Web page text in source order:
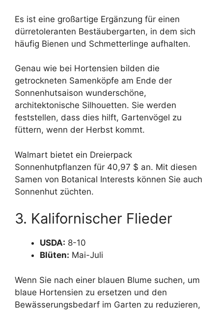
Es ist eine großartige Ergänzung für einen
dürretoleranten Bestäubergarten, in dem sich
häufig Bienen und Schmetterlinge aufhalten.
Genau wie bei Hortensien bilden die
getrockneten Samenköpfe am Ende der
Sonnenhutsaison wunderschöne,
architektonische Silhouetten. Sie werden
feststellen, dass dies hilft, Gartenvögel zu
füttern, wenn der Herbst kommt.
Walmart bietet ein Dreierpack
Sonnenhutpflanzen für 40,97 $ an. Mit diesen
Samen von Botanical Interests können Sie auch
Sonnenhut züchten.
3. Kalifornischer Flieder
USDA: 8-10
Blüten: Mai-Juli
Wenn Sie nach einer blauen Blume suchen, um
blaue Hortensien zu ersetzen und den
Bewässerungsbedarf im Garten zu reduzieren,